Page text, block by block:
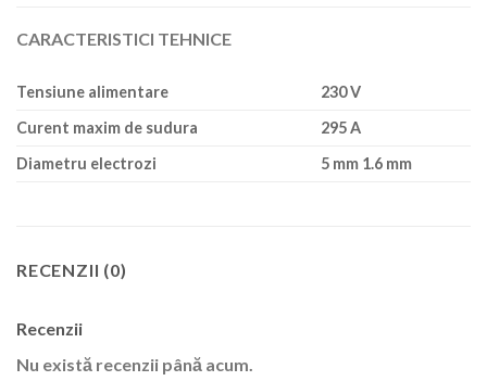
CARACTERISTICI TEHNICE
Tensiune alimentare
230 V
Curent maxim de sudura
295 A
Diametru electrozi
5 mm 1.6 mm
RECENZII (0)
Recenzii
Nu există recenzii până acum.